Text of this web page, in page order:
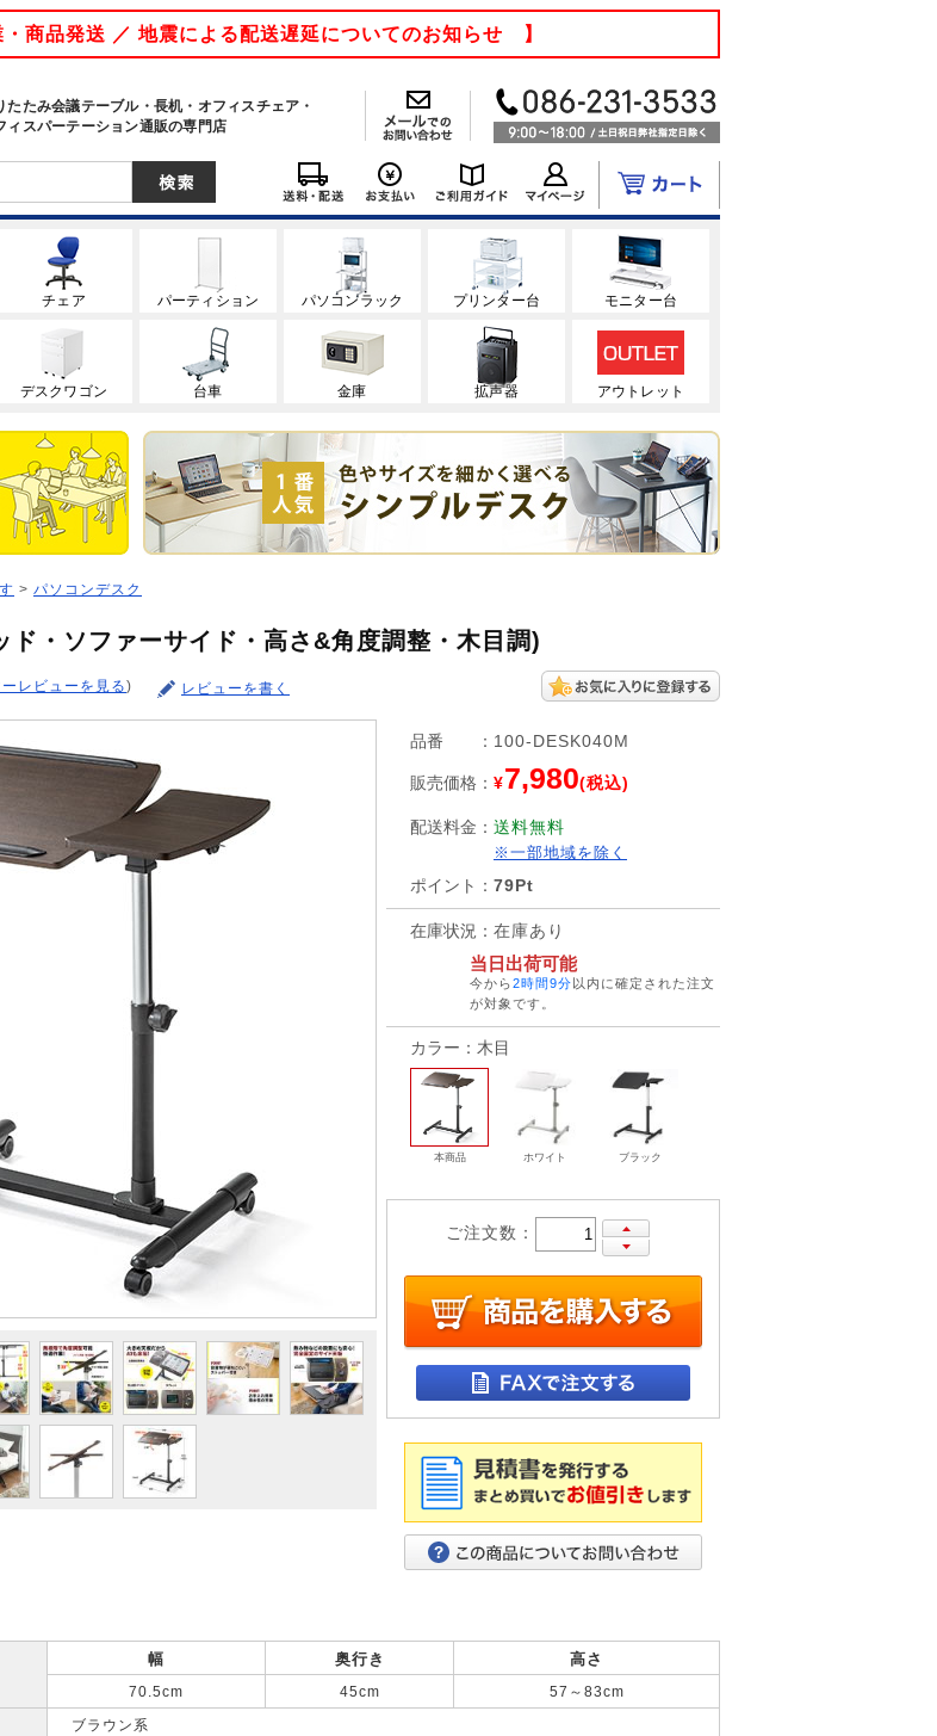
商品発送 ／ 地震による配送遅延についてのお知らせ 】
たたみ会議テーブル・長机・オフィスチェア・
ィスパーテーション通販の専門店
チェア パーティション パソコンラック プリンター台 モニター台
デスクワゴン 台車 金庫 拡声器 アウトレット
> パソコンデスク
ド・ソファーサイド・高さ&角度調整・木目調)
レビューを見る) レビューを書く
品番 ： 100-DESK040M
販売価格 ： ¥7,980(税込)
配送料金 ： 送料無料
※一部地域を除く
ポイント ： 79Pt
在庫状況 ： 在庫あり
当日出荷可能
今から2時間9分以内に確定された注文
が対象です。
カラー：木目
本商品 ホワイト ブラック
ご注文数：
幅 奥行き 高さ
70.5cm 45cm 57～83cm
ブラウン系